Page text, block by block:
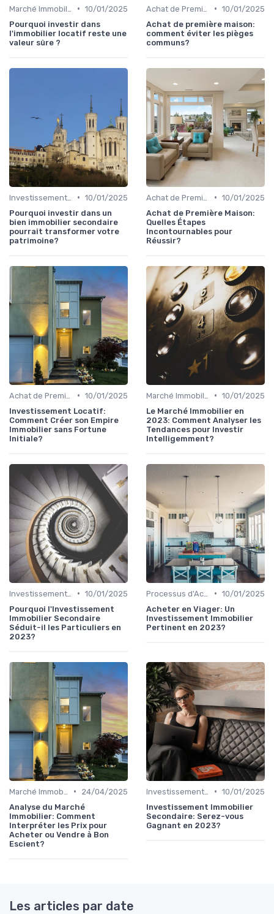
• 10/01/2025
Pourquoi investir dans
l'immobilier locatif reste une
valeur sûre ?
• 10/01/2025
Achat de première maison:
comment éviter les pièges
communs?
• 10/01/2025
Pourquoi investir dans un
bien immobilier secondaire
pourrait transformer votre
patrimoine?
• 10/01/2025
Achat de Première Maison:
Quelles Étapes
Incontournables pour
Réussir?
• 10/01/2025
Investissement Locatif:
Comment Créer son Empire
Immobilier sans Fortune
Initiale?
• 10/01/2025
Le Marché Immobilier en
2023: Comment Analyser les
Tendances pour Investir
Intelligemment?
• 10/01/2025
Pourquoi l'Investissement
Immobilier Secondaire
Séduit-il les Particuliers en
2023?
• 10/01/2025
Acheter en Viager: Un
Investissement Immobilier
Pertinent en 2023?
•
24/04/2025
Analyse du Marché
Immobilier: Comment
Interpréter les Prix pour
Acheter ou Vendre à Bon
Escient?
• 10/01/2025
Investissement Immobilier
Secondaire: Serez-vous
Gagnant en 2023?
Les articles par date